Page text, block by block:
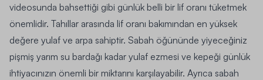
videosunda bahsettiği gibi günlük belli bir lif oranı tüketmek
önemlidir. Tahıllar arasında lif oranı bakımından en yüksek
değere yulaf ve arpa sahiptir. Sabah öğününde yiyeceğiniz
pişmiş yarım su bardağı kadar yulaf ezmesi ve kepeği günlük
ihtiyacınızın önemli bir miktarını karşılayabilir. Ayrıca sabah